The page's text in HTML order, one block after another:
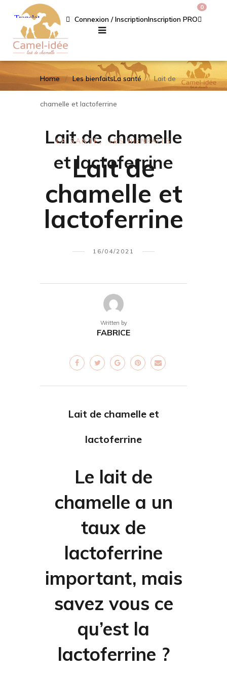
Connexion / InscriptionInscription PRO
0
Home Les bienfaitsLa santé Lait de
chamelle et lactoferrine
Lait de chamelle
et lactoferrine
LA SANTÉ LES BIENFAITS
Lait de
chamelle et
lactoferrine
16/04/2021
Written by
FABRICE
Lait de chamelle et
lactoferrine
Le lait de
chamelle a un
taux de
lactoferrine
important, mais
savez vous ce
qu’est la
lactoferrine ?